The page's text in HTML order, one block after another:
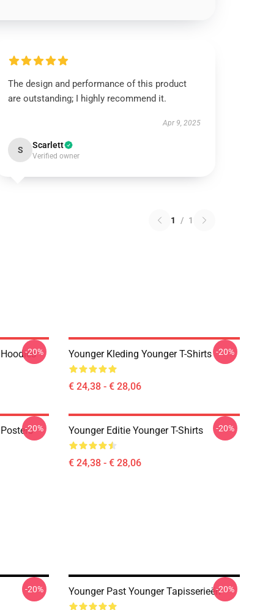
The design and performance of this product
are outstanding; I highly recommend it.
Apr 9, 2025
S Scarlett
Verified owner
1 / 1
-20% Younger Kleding Younger T-Shirts
€ 24,38 - € 28,06
-20%
-20% Younger Editie Younger T-Shirts
€ 24,38 - € 28,06
-20%
-20% Younger Past Younger Tapisserieën-20%